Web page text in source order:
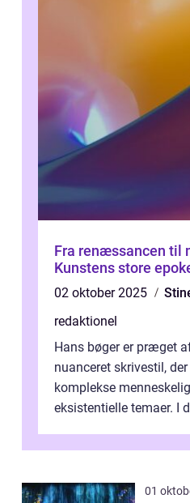
Fra renæssancen til
Kunstens store
02 oktober 2025
redaktionel
Hans bøger er præget
nuanceret skrivestil,
komplekse
eksistentielle temaer. I
01